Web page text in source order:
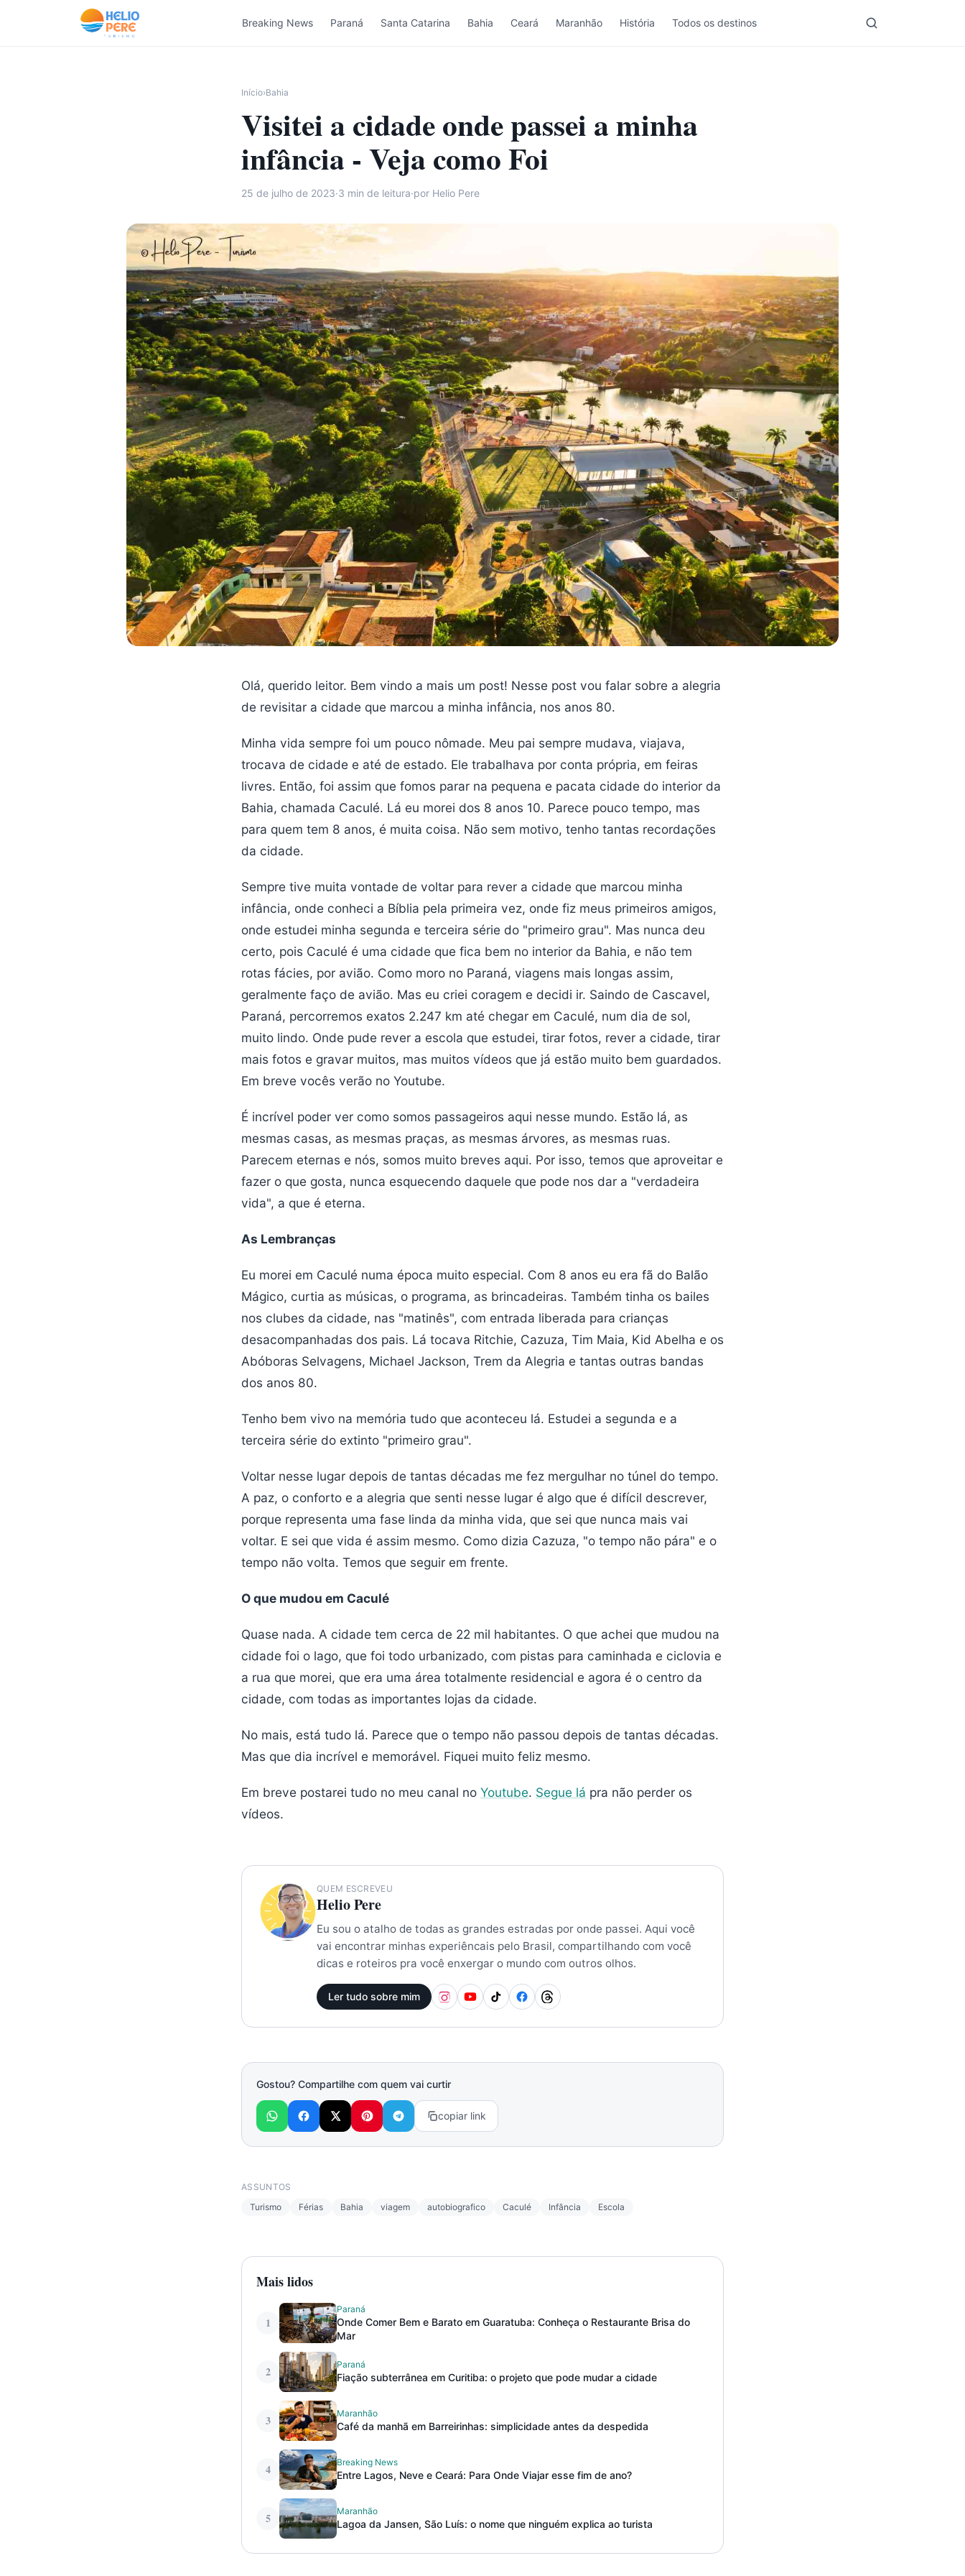
Pular para o conteúdo
Breaking News Paraná Santa Catarina Bahia Ceará Maranhão História Todos os destinos
Início›Bahia
Visitei a cidade onde passei a minha
infância - Veja como Foi
25 de julho de 2023·3 min de leitura·por Helio Pere
Olá, querido leitor. Bem vindo a mais um post! Nesse post vou falar sobre a alegria
de revisitar a cidade que marcou a minha infância, nos anos 80.
Minha vida sempre foi um pouco nômade. Meu pai sempre mudava, viajava,
trocava de cidade e até de estado. Ele trabalhava por conta própria, em feiras
livres. Então, foi assim que fomos parar na pequena e pacata cidade do interior da
Bahia, chamada Caculé. Lá eu morei dos 8 anos 10. Parece pouco tempo, mas
para quem tem 8 anos, é muita coisa. Não sem motivo, tenho tantas recordações
da cidade.
Sempre tive muita vontade de voltar para rever a cidade que marcou minha
infância, onde conheci a Bíblia pela primeira vez, onde fiz meus primeiros amigos,
onde estudei minha segunda e terceira série do "primeiro grau". Mas nunca deu
certo, pois Caculé é uma cidade que fica bem no interior da Bahia, e não tem
rotas fácies, por avião. Como moro no Paraná, viagens mais longas assim,
geralmente faço de avião. Mas eu criei coragem e decidi ir. Saindo de Cascavel,
Paraná, percorremos exatos 2.247 km até chegar em Caculé, num dia de sol,
muito lindo. Onde pude rever a escola que estudei, tirar fotos, rever a cidade, tirar
mais fotos e gravar muitos, mas muitos vídeos que já estão muito bem guardados.
Em breve vocês verão no Youtube.
É incrível poder ver como somos passageiros aqui nesse mundo. Estão lá, as
mesmas casas, as mesmas praças, as mesmas árvores, as mesmas ruas.
Parecem eternas e nós, somos muito breves aqui. Por isso, temos que aproveitar e
fazer o que gosta, nunca esquecendo daquele que pode nos dar a "verdadeira
vida", a que é eterna.
As Lembranças
Eu morei em Caculé numa época muito especial. Com 8 anos eu era fã do Balão
Mágico, curtia as músicas, o programa, as brincadeiras. Também tinha os bailes
nos clubes da cidade, nas "matinês", com entrada liberada para crianças
desacompanhadas dos pais. Lá tocava Ritchie, Cazuza, Tim Maia, Kid Abelha e os
Abóboras Selvagens, Michael Jackson, Trem da Alegria e tantas outras bandas
dos anos 80.
Tenho bem vivo na memória tudo que aconteceu lá. Estudei a segunda e a
terceira série do extinto "primeiro grau".
Voltar nesse lugar depois de tantas décadas me fez mergulhar no túnel do tempo.
A paz, o conforto e a alegria que senti nesse lugar é algo que é difícil descrever,
porque representa uma fase linda da minha vida, que sei que nunca mais vai
voltar. E sei que vida é assim mesmo. Como dizia Cazuza, "o tempo não pára" e o
tempo não volta. Temos que seguir em frente.
O que mudou em Caculé
Quase nada. A cidade tem cerca de 22 mil habitantes. O que achei que mudou na
cidade foi o lago, que foi todo urbanizado, com pistas para caminhada e ciclovia e
a rua que morei, que era uma área totalmente residencial e agora é o centro da
cidade, com todas as importantes lojas da cidade.
No mais, está tudo lá. Parece que o tempo não passou depois de tantas décadas.
Mas que dia incrível e memorável. Fiquei muito feliz mesmo.
Em breve postarei tudo no meu canal no Youtube. Segue lá pra não perder os
vídeos.
QUEM ESCREVEU
Helio Pere
Eu sou o atalho de todas as grandes estradas por onde passei. Aqui você
vai encontrar minhas experiêncais pelo Brasil, compartilhando com você
dicas e roteiros pra você enxergar o mundo com outros olhos.
Ler tudo sobre mim
Gostou? Compartilhe com quem vai curtir
copiar link
ASSUNTOS
Turismo
Férias Bahia viagem autobiografico Caculé Infância Escola
Mais lidos
1
Paraná
Onde Comer Bem e Barato em Guaratuba: Conheça o Restaurante Brisa do
Mar
2 Paraná
Fiação subterrânea em Curitiba: o projeto que pode mudar a cidade
3 Maranhão
Café da manhã em Barreirinhas: simplicidade antes da despedida
4 Breaking News
Entre Lagos, Neve e Ceará: Para Onde Viajar esse fim de ano?
5 Maranhão
Lagoa da Jansen, São Luís: o nome que ninguém explica ao turista